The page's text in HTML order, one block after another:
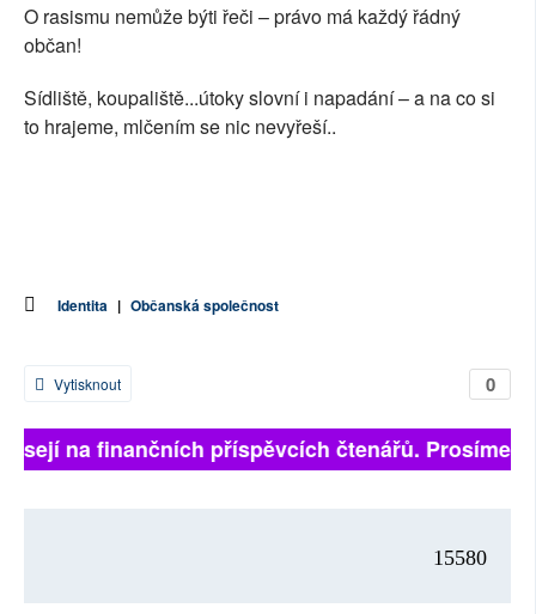
O rasismu nemůže býti řeči – právo má každý řádný
občan!
Sídliště, koupaliště...útoky slovní i napadání – a na co si
to hrajeme, mlčením se nic nevyřeší..
Identita | Občanská společnost
0
Vytisknout
na finančních příspěvcích čtenářů. Prosíme,
15580